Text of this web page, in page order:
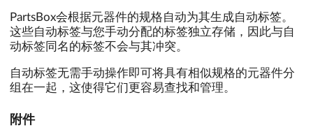
PartsBox会根据元器件的规格自动为其生成自动标签。
这些自动标签与您手动分配的标签独立存储，因此与自
动标签同名的标签不会与其冲突。
自动标签无需手动操作即可将具有相似规格的元器件分
组在一起，这使得它们更容易查找和管理。
附件